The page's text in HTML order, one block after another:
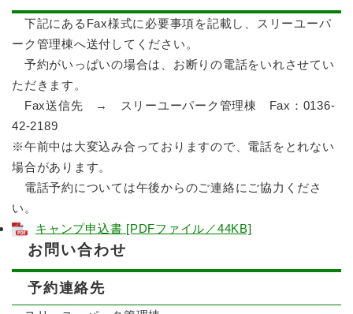
下記にあるFax様式に必要事項を記載し、スリーユーパ
ーク管理棟へ送付してください。
予約がいっぱいの場合は、お断りの電話をいれさせてい
ただきます。
Fax送信先 → スリーユーパーク管理棟 Fax：0136-
42-2189
※午前中は大変込み合っておりますので、電話をとれない
場合があります。
電話予約については午後からのご連絡にご協力くださ
い。
キャンプ申込書 [PDFファイル／44KB]
お問い合わせ
予約連絡先